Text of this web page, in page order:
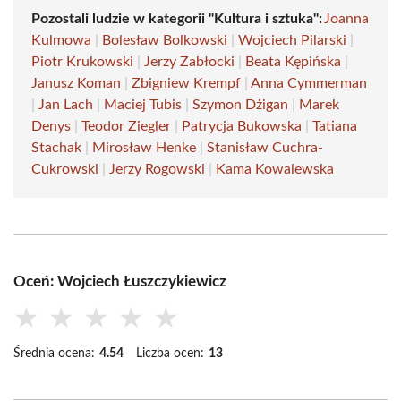
Pozostali ludzie w kategorii "Kultura i sztuka": Joanna
Kulmowa
Bolesław Bolkowski Wojciech Pilarski
Piotr Krukowski
Jerzy Zabłocki Beata Kępińska
Janusz Koman
Zbigniew Krempf
Anna Cymmerman
Jan Lach Maciej Tubis Szymon Dżigan
Marek
Denys
Teodor Ziegler Patrycja Bukowska
Tatiana
Stachak
Mirosław Henke
Stanisław Cuchra-
Cukrowski
Jerzy Rogowski Kama Kowalewska
Oceń: Wojciech Łuszczykiewicz
★ ★ ★ ★ ★
Średnia ocena: 4.54 Liczba ocen: 13